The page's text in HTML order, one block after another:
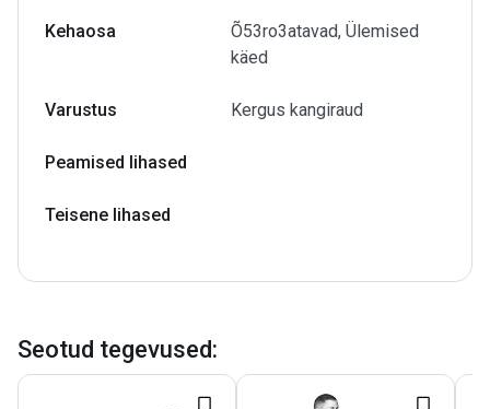
Kehaosa
Õ53ro3atavad, Ülemised
käed
Varustus Kergus kangiraud
Peamised lihased
Teisene lihased
Seotud tegevused: